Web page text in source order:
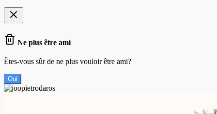
Ne plus être ami
Êtes-vous sûr de ne plus vouloir être ami?
Oui